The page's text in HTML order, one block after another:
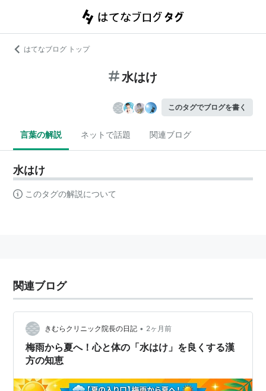
はてなブログ トップ
水はけ
このタグでブログを書く
言葉の解説 ネットで話題 関連ブログ
水はけ
このタグの解説について
関連ブログ
きむらクリニック院長の日記 • 2ヶ月前
梅雨から夏へ！心と体の「水はけ」を良くする漢
方の知恵